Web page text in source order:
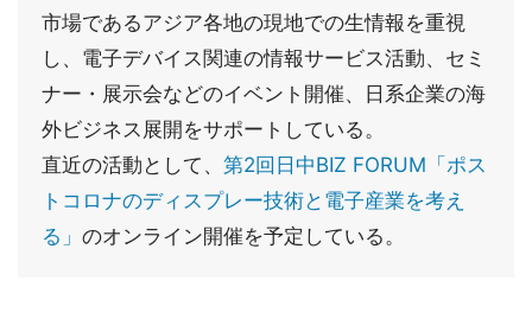
市場であるアジア各地の現地での生情報を重視
し、電子デバイス関連の情報サービス活動、セミ
ナー・展示会などのイベント開催、日系企業の海
外ビジネス展開をサポートしている。
直近の活動として、 第2回日中BIZ FORUM「ポス
トコロナのディスプレー技術と電子産業を考え
る」 のオンライン開催を予定している。